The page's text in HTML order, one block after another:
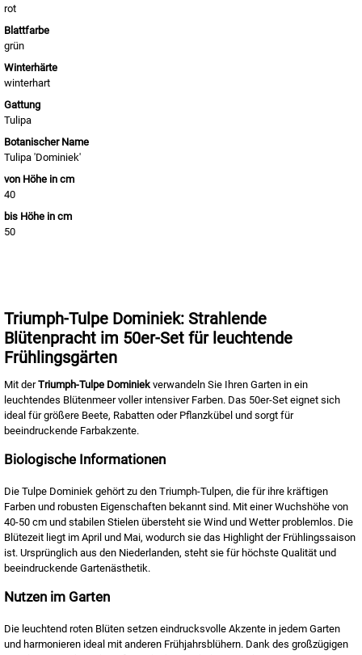
rot
Blattfarbe
grün
Winterhärte
winterhart
Gattung
Tulipa
Botanischer Name
Tulipa 'Dominiek'
von Höhe in cm
40
bis Höhe in cm
50
Triumph-Tulpe Dominiek: Strahlende
Blütenpracht im 50er-Set für leuchtende
Frühlingsgärten
Mit derTriumph-Tulpe Dominiekverwandeln Sie Ihren Garten in ein
leuchtendes Blütenmeer voller intensiver Farben. Das 50er-Set eignet sich
ideal für größere Beete, Rabatten oder Pflanzkübel und sorgt für
beeindruckende Farbakzente.
Biologische Informationen
Die Tulpe Dominiek gehört zu den Triumph-Tulpen, die für ihre kräftigen
Farben und robusten Eigenschaften bekannt sind. Mit einer Wuchshöhe von
40-50 cm und stabilen Stielen übersteht sie Wind und Wetter problemlos. Die
Blütezeit liegt im April und Mai, wodurch sie das Highlight der Frühlingssaison
ist. Ursprünglich aus den Niederlanden, steht sie für höchste Qualität und
beeindruckende Gartenästhetik.
Nutzen im Garten
Die leuchtend roten Blüten setzen eindrucksvolle Akzente in jedem Garten
und harmonieren ideal mit anderen Frühjahrsblühern. Dank des großzügigen